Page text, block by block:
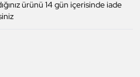
ürünü 14 gün içerisinde iade